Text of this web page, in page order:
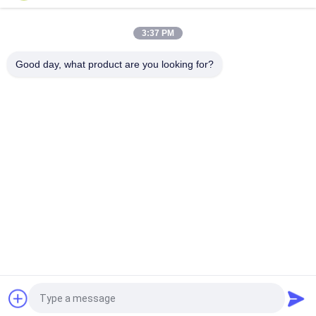
3:37 PM
Good day, what product are you looking for?